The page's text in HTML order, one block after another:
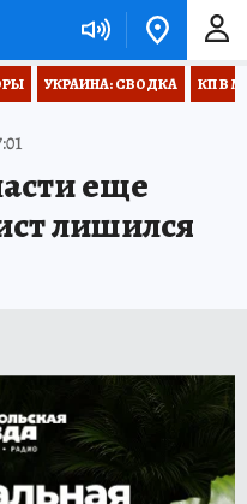
УКРАИНА: СВОДКА КП В
еще
лишился